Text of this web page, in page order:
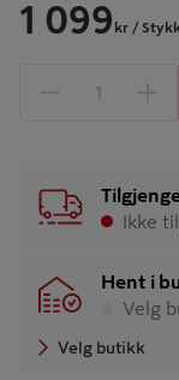
1 099 kr /
1 produkter
Ikke
Hent i
Velg
Velg butikk